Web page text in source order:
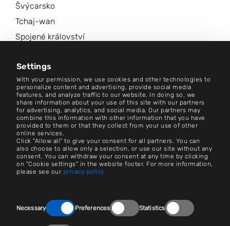
Settings
With your permission, we use cookies and other technologies to
personalize content and advertising, provide social media
features, and analyze traffic to our website. In doing so, we
share information about your use of this site with our partners
for advertising, analytics, and social media. Our partners may
combine this information with other information that you have
provided to them or that they collect from your use of other
online services.
Click "Allow all" to give your consent for all partners. You can
also choose to allow only a selection, or use our site without any
consent. You can withdraw your consent at any time by clicking
on "Cookie settings" in the website footer. For more information,
please see our privacy policy
Selection
Necessary Preferences Statistics
Švýcarsko
Tchaj-wan
Spojené království
Další lokality
Centrum zpravodajství
Kontakt
Nastavení souborů cookie
Otisk
Právní upozornění
Newsroom